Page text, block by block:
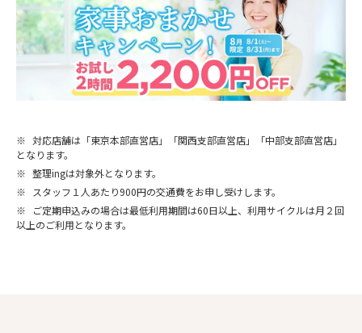
※ 対応店舗は「東京本部直営店」「関西支部直営店」「中部支部直営店」
となります。
※ 整理ingは対象外となります。
※
スタッフ１人あたり900円の交通費をお申し受けします。
※
ご定期申込みの場合は最低利用期間は60日以上、利用サイクルは月２回
以上のご利用となります。